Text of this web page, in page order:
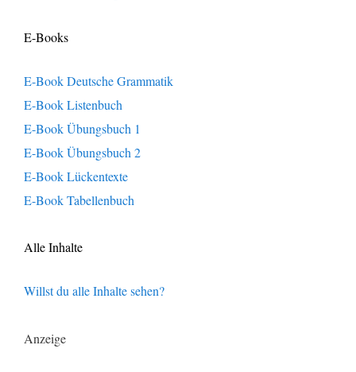
E-Books
E-Book Deutsche Grammatik
E-Book Listenbuch
E-Book Übungsbuch 1
E-Book Übungsbuch 2
E-Book Lückentexte
E-Book Tabellenbuch
Alle Inhalte
Willst du alle Inhalte sehen?
Anzeige